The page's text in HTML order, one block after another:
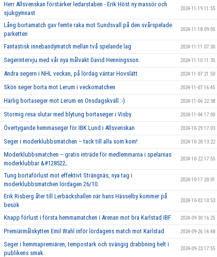
Herr Allsvenskan förstärker ledarstaben - Erik Höst ny massör och
sjukgymnast
2024-11-19 11:55
Lång bortamatch gav femte raka mot Sundsvall på den svårspelade
parketten
2024-11-18 09:05
Fantastisk innebandymatch mellan två spelande lag 2024-11-11 07:30
Segerintervju med vår nya målvakt David Henningsson. 2024-11-10 11:35
Andra segern i NHL veckan, på lördag väntar Hovslätt 2024-11-07 21:50
Skön seger borta mot Lerum i veckomatchen 2024-11-07 16:45
Härlig bortaseger mot Lerum en Onsdagskväll :-) 2024-11-06 22:38
Stormig resa slutar med blytung bortaseger i Visby 2024-11-04 17:00
Övertygande hemmaseger för IBK Lund i Allsvenskan 2024-10-29 17:03
Seger i moderklubbsmatchen – tack till alla som kom! 2024-10-28 13:22
Moderklubbsmatchen – gratis inträde för medlemmarna i spelarnas
moderklubbar &#128522;.
2024-10-22 17:55
Tung bortaförlust mot effektivt Strängnäs, nya tag i
moderklubbsmatchen lördagen 26/10.
2024-10-17 20:01
Erik Risberg åter till Lerbäckshallen när hans Hässelby kommer på
besök
2024-10-02 10:53
Knapp förlust i första hemmamatchen i Arenan mot bra Karlstad IBF 2024-09-30 16:25
Premiärmålskytten Emil Wahl inför lördagens match mot Karlstad 2024-09-26 14:48
Seger i hemmapremiären, tempostark och svängig drabbning helt i
publikens smak.
2024-09-23 17:55